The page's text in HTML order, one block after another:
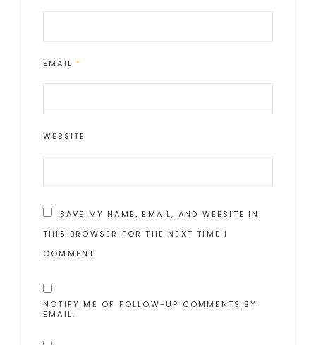
EMAIL *
WEBSITE
SAVE MY NAME, EMAIL, AND WEBSITE IN
THIS BROWSER FOR THE NEXT TIME I
COMMENT.
NOTIFY ME OF FOLLOW-UP COMMENTS BY
EMAIL.